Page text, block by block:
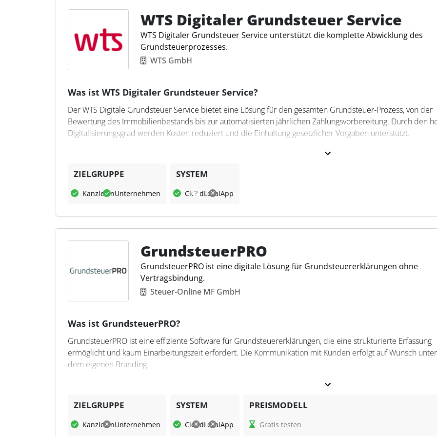
Grundstücke sowie land- und forstwirtschaftliche Betriebe erstellen und elektronisch übermitteln. Die
Berechnung der voraussichtlichen Grundsteuer und die Archivierung der Dokumente sind ebenfalls
WTS Digitaler Grundsteuer Service
WTS Digitaler Grundsteuer Service unterstützt die komplette Abwicklung des
Grundsteuerprozesses.
WTS GmbH
Was ist WTS Digitaler Grundsteuer Service?
Der WTS Digitale Grundsteuer Service bietet eine Lösung für den gesamten Grundsteuer-Prozess, von der
Bewertung des Immobilienbestands bis zur automatisierten jährlichen Zahlungsvorbereitung. Durch den
Digitalisierungsgrad werden Kosten reduziert und die Einhaltung gesetzlicher Vorgaben unterstützt.
Der Service umfasst automatisierte Datenvalidierung und -pflege, die Einbindung von Mandantensystemen
Mandantensysteme, unterstützt die Planung durch Simulationen und überwacht gesetzliche Änderungen
ZIELGRUPPE
KanzleienUnternehmen
SYSTEM
CloudLokalApp
GrundsteuerPRO
GrundsteuerPRO ist eine digitale Lösung für Grundsteuererklärungen ohne
Vertragsbindung.
Steuer-Online MF GmbH
Was ist GrundsteuerPRO?
GrundsteuerPRO ist eine effiziente Software für Grundsteuererklärungen, die eine strukturierte Erfassung
ermöglicht und kaum Einarbeitungszeit erfordert. Die Kommunikation mit Kunden erfolgt auf Wunsch unter
dem eigenen Branding.
GrundsteuerPRO bietet Steuerkanzleien eine einfache Lösung für die Erstellung von
effizientes Arbeiten und ermöglicht es auch fachfremden Arbeitskräften, die Software zu nutzen.
ZIELGRUPPE
KanzleienUnternehmen
SYSTEM
CloudLokalApp
PREISMODELL
Gratis testen